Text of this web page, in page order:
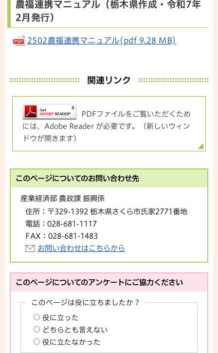
農福連携マニュアル（栃木県作成・令和7年
2月発行）
2502農福連携マニュアル(pdf 9.28 MB)
関連リンク
PDFファイルをご覧いただくため
には、Adobe Reader が必要です。（新しいウィン
ドウが開きます）
このページについてのお問い合わせ先
産業経済部 農政課 振興係
住所： 〒329-1392 栃木県さくら市氏家2771番地
電話： 028-681-1117
FAX： 028-681-1483
お問い合わせはこちらから
このページについてのアンケートにご協力ください
このページは役に立ちましたか？
役に立った
どちらとも言えない
役に立たなかった